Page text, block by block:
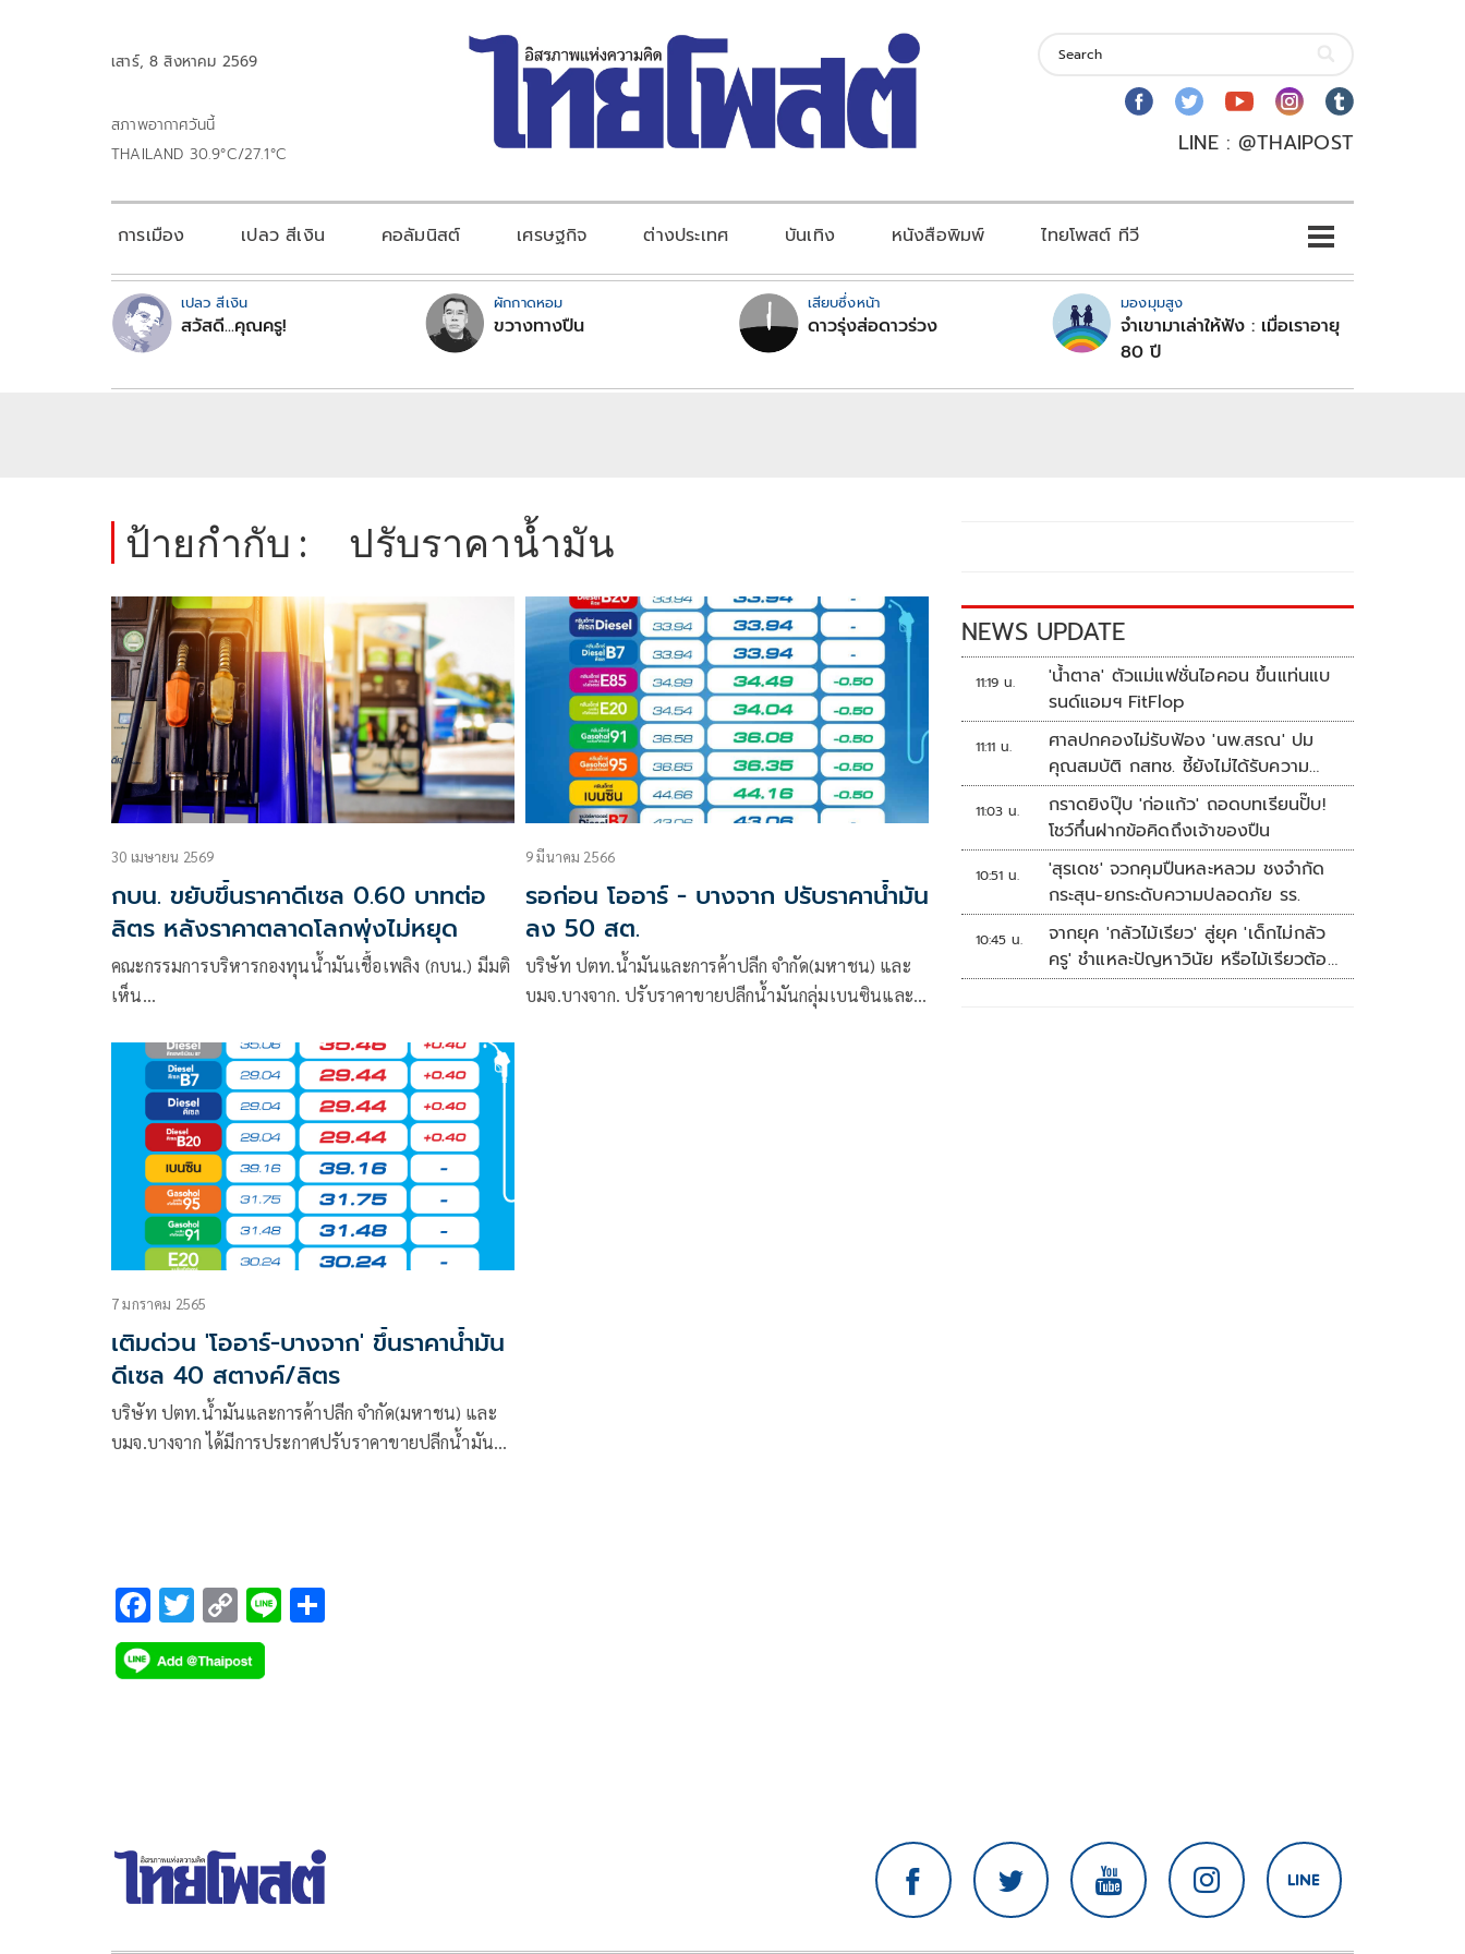
เสาร์, 8 สิงหาคม 2569
สภาพอากาศวันนี้
THAILAND 30.9°C/27.1°C
LINE : @THAIPOST
การเมือง เปลว สีเงิน คอลัมนิสต์ เศรษฐกิจ ต่างประเทศ บันเทิง หนังสือพิมพ์ ไทยโพสต์ ทีวี
เปลว สีเงิน
สวัสดี...คุณครู!
ผักกาดหอม
ขวางทางปืน
เสียบซึ่งหน้า
ดาวรุ่งส่อดาวร่วง
มองมุมสูง
จำเขามาเล่าให้ฟัง : เมื่อเราอายุ
80 ปี
ป้ายกำกับ : ปรับราคาน้ำมัน
30 เมษายน 2569
กบน. ขยับขึ้นราคาดีเซล 0.60 บาทต่อ
ลิตร หลังราคาตลาดโลกพุ่งไม่หยุด
คณะกรรมการบริหารกองทุนน้ำมันเชื้อเพลิง (กบน.) มีมติ
เห็น…
9 มีนาคม 2566
รอก่อน โออาร์ - บางจาก ปรับราคาน้ำมัน
ลง 50 สต.
บริษัท ปตท.น้ำมันและการค้าปลีก จำกัด(มหาชน) และ
บมจ.บางจาก. ปรับราคาขายปลีกน้ำมันกลุ่มเบนซินและ
7 มกราคม 2565
เติมด่วน 'โออาร์-บางจาก' ขึ้นราคาน้ำมัน
ดีเซล 40 สตางค์/ลิตร
บริษัท ปตท.น้ำมันและการค้าปลีก จำกัด(มหาชน) และ
บมจ.บางจาก ได้มีการประกาศปรับราคาขายปลีกน้ำมัน
F
ac
e
T
wi
tt
C
o
p
Li
NEWS UPDATE
11:19 น.
'น้ำตาล' ตัวแม่แฟชั่นไอคอน ขึ้นแท่นแบ
รนด์แอมฯ FitFlop
11:11 น.
ศาลปกคองไม่รับฟ้อง 'นพ.สรณ' ปม
คุณสมบัติ กสทช. ชี้ยังไม่ได้รับความ
เดือดร้อนเสียหาย
11:03 น.
กราดยิงปุ๊บ 'ก่อแก้ว' ถอดบทเรียนปั๊บ!
โชว์กึ๋นฝากข้อคิดถึงเจ้าของปืน
10:51 น.
'สุรเดช' จวกคุมปืนหละหลวม ชงจำกัด
กระสุน-ยกระดับความปลอดภัย รร.
10:45 น.
จากยุค 'กลัวไม้เรียว' สู่ยุค 'เด็กไม่กลัว
ครู' ชำแหละปัญหาวินัย หรือไม้เรียวต้อง
กลับมา?